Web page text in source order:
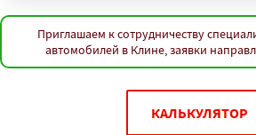
Приглашаем к сотрудничеству
автомобилей в Клине, заявки
КАЛЬКУЛЯТОР